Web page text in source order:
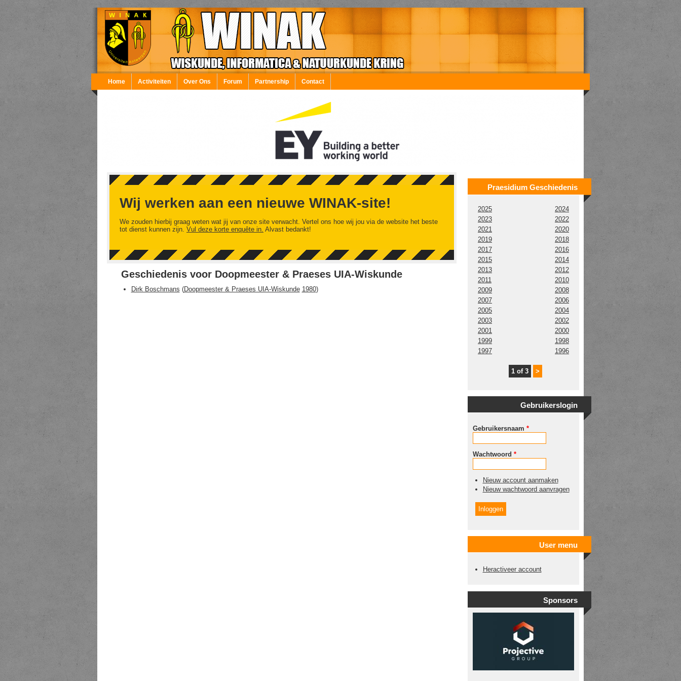
Overslaan en naar de inhoud gaan
Home Activiteiten Over Ons Forum Partnership Contact
Wij werken aan een nieuwe WINAK-site!
We zouden hierbij graag weten wat jij van onze site verwacht. Vertel ons hoe wij jou via de website het beste
tot dienst kunnen zijn. Vul deze korte enquête in. Alvast bedankt!
Geschiedenis voor Doopmeester & Praeses UIA-Wiskunde
Dirk Boschmans (Doopmeester & Praeses UIA-Wiskunde 1980)
Praesidium Geschiedenis
2025
2024
2023
2022
2021
2020
2019
2018
2017
2016
2015
2014
2013
2012
2011
2010
2009
2008
2007
2006
2005
2004
2003
2002
2001
2000
1999
1998
1997
1996
1 of 3 >
Gebruikerslogin
Gebruikersnaam *
Wachtwoord *
Nieuw account aanmaken
Nieuw wachtwoord aanvragen
User menu
Heractiveer account
Sponsors